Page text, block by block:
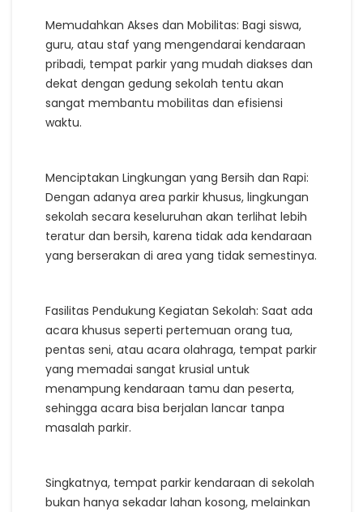
Memudahkan Akses dan Mobilitas: Bagi siswa,
guru, atau staf yang mengendarai kendaraan
pribadi, tempat parkir yang mudah diakses dan
dekat dengan gedung sekolah tentu akan
sangat membantu mobilitas dan efisiensi
waktu.
Menciptakan Lingkungan yang Bersih dan Rapi:
Dengan adanya area parkir khusus, lingkungan
sekolah secara keseluruhan akan terlihat lebih
teratur dan bersih, karena tidak ada kendaraan
yang berserakan di area yang tidak semestinya.
Fasilitas Pendukung Kegiatan Sekolah: Saat ada
acara khusus seperti pertemuan orang tua,
pentas seni, atau acara olahraga, tempat parkir
yang memadai sangat krusial untuk
menampung kendaraan tamu dan peserta,
sehingga acara bisa berjalan lancar tanpa
masalah parkir.
Singkatnya, tempat parkir kendaraan di sekolah
bukan hanya sekadar lahan kosong, melainkan